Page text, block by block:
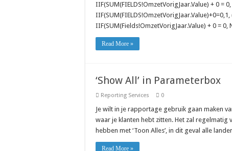
IIF(SUM(FIELDS!OmzetVorigJaar.Value) + 0 =
IIF(SUM(Fields!OmzetVorigJaar.Value) + 0 =
Read More »
‘Show All’ in Parameterbox
Reporting Services 0
Je wilt in je rapportage gebruik gaan maken
waar je klanten hebt zitten. Het zal
hebben met ‘Toon Alles’, in dit geval alle
Read More »